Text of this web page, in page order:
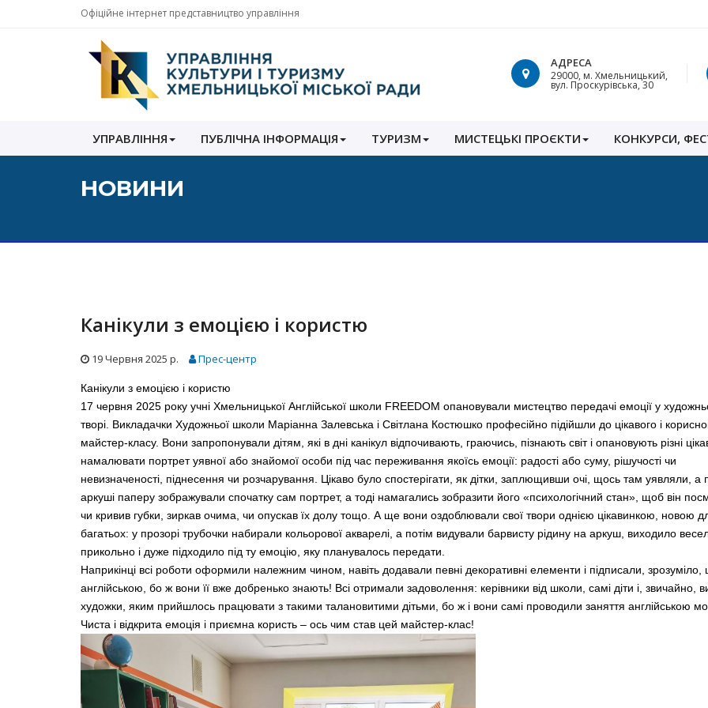
Офіційне інтернет представництво управління
культури
і
Хмельницької
АДРЕСА
29000, м. Хмельницький,
вул. Проскурівська, 30
УПРАВЛІННЯ ПУБЛІЧНА ІНФОРМАЦІЯ ТУРИЗМ МИСТЕЦЬКІ ПРОЄКТИ КОНКУРСИ,
НОВИНИ
Канікули з емоцією і користю
19 Червня 2025 р. Прес-центр
Канікули з емоцією і користю
17 червня 2025 року учні Хмельницької Англійської школи FREEDOM опановували мистецтво передачі емоції у
творі. Викладачки Художньої школи Маріанна Залевська і Світлана Костюшко професійно підійшли до цікавого і
майстер-класу. Вони запропонували дітям, які в дні канікул відпочивають, граючись, пізнають світ і опановують різні
намалювати портрет уявної або знайомої особи під час переживання якоїсь емоції: радості або суму, рішучості чи
невизначеності, піднесення чи розчарування. Цікаво було спостерігати, як дітки, заплющивши очі, щось там уявляли, а
аркуші паперу зображували спочатку сам портрет, а тоді намагались зобразити його «психологічний стан», щоб він
чи кривив губки, зиркав очима, чи опускав їх долу тощо. А ще вони оздоблювали свої твори однією цікавинкою, новою
багатьох: у прозорі трубочки набирали кольорової акварелі, а потім видували барвисту рідину на аркуш, виходило
прикольно і дуже підходило під ту емоцію, яку планувалось передати.
Наприкінці всі роботи оформили належним чином, навіть додавали певні декоративні елементи і підписали, зрозуміло,
англійською, бо ж вони її вже добренько знають! Всі отримали задоволення: керівники від школи, самі діти і, звичайно,
художки, яким прийшлось працювати з такими талановитими дітьми, бо ж і вони самі проводили заняття англійською
Чиста і відкрита емоція і приємна користь – ось чим став цей майстер-клас!
Проект "Поза часом". Камерний оркестр
Виставка Славимо Героїв 2025
Проект "Поза часом". Джаз бенд
JAM"